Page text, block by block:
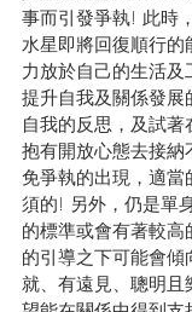
事而引發爭執! 此時
水星即將回復順行
力放於自己的生活
提升自我及關係發
自我的反思，及試
抱有開放心態去接納
免爭執的出現，適
須的! 另外，仍是單
的標準或會有著較
的引導之下可能會
就、有遠見、聰明且